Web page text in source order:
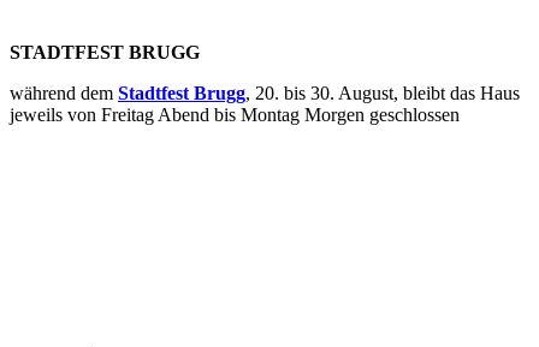
STADTFEST BRUGG
während dem Stadtfest Brugg, 20. bis 30. August, bleibt das Haus
jeweils von Freitag Abend bis Montag Morgen geschlossen